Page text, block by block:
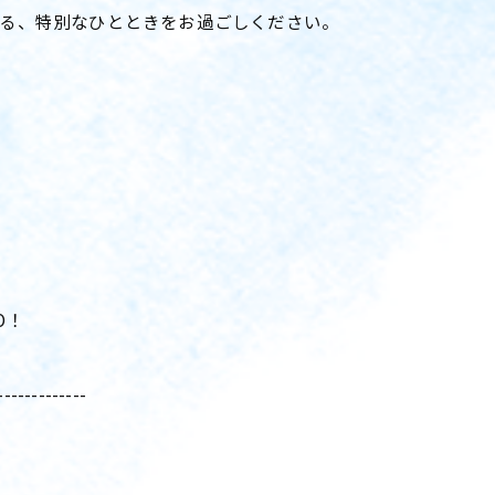
特別なひとときをお過ごしください。